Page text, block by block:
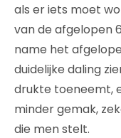
als er iets moet
van de afgelopen
name het
duidelijke daling
drukte toeneemt,
minder gemak,
die men stelt.